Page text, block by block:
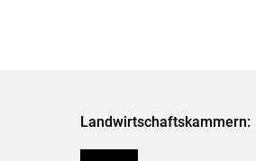
Landwirtschaftskammern: